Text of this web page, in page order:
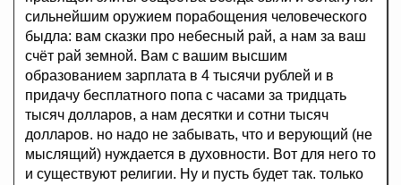
сильнейшим оружием порабощения человеческого
быдла: вам сказки про небесный рай, а нам за ваш
счёт рай земной. Вам с вашим высшим
образованием зарплата в 4 тысячи рублей и в
придачу бесплатного попа с часами за тридцать
тысяч долларов, а нам десятки и сотни тысяч
долларов. но надо не забывать, что и верующий (не
мыслящий) нуждается в духовности. Вот для него то
и существуют религии. Ну и пусть будет так. только